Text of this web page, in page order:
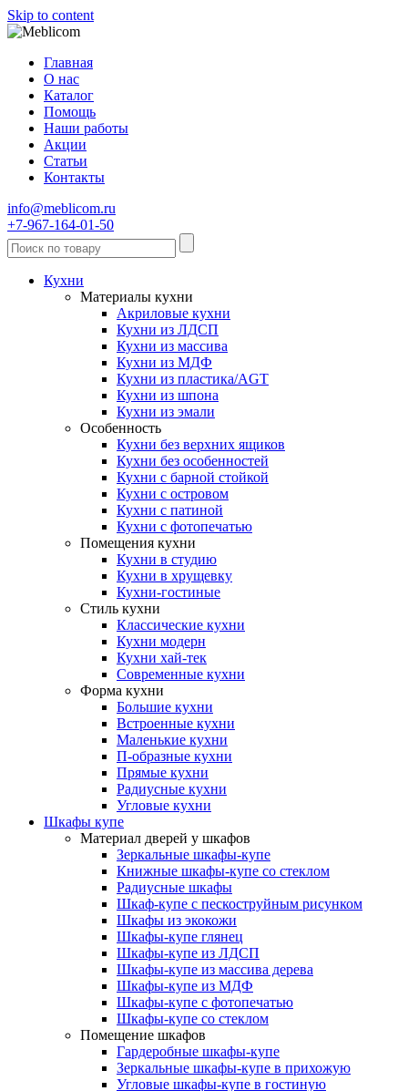
Skip to content
Главная
О нас
Каталог
Помощь
Наши работы
Акции
Статьи
Контакты
info@meblicom.ru
+7-967-164-01-50
Кухни
Материалы кухни
Акриловые кухни
Кухни из ЛДСП
Кухни из массива
Кухни из МДФ
Кухни из пластика/AGT
Кухни из шпона
Кухни из эмали
Особенность
Кухни без верхних ящиков
Кухни без особенностей
Кухни с барной стойкой
Кухни с островом
Кухни с патиной
Кухни с фотопечатью
Помещения кухни
Кухни в студию
Кухни в хрущевку
Кухни-гостиные
Стиль кухни
Классические кухни
Кухни модерн
Кухни хай-тек
Современные кухни
Форма кухни
Большие кухни
Встроенные кухни
Маленькие кухни
П-образные кухни
Прямые кухни
Радиусные кухни
Угловые кухни
Шкафы купе
Материал дверей у шкафов
Зеркальные шкафы-купе
Книжные шкафы-купе со стеклом
Радиусные шкафы
Шкаф-купе с пескоструйным рисунком
Шкафы из экокожи
Шкафы-купе глянец
Шкафы-купе из ЛДСП
Шкафы-купе из массива дерева
Шкафы-купе из МДФ
Шкафы-купе с фотопечатью
Шкафы-купе со стеклом
Помещение шкафов
Гардеробные шкафы-купе
Зеркальные шкафы-купе в прихожую
Угловые шкафы-купе в гостиную